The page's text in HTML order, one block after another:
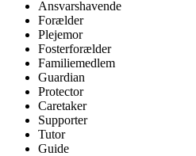
Ansvarshavende
Forælder
Plejemor
Fosterforælder
Familiemedlem
Guardian
Protector
Caretaker
Supporter
Tutor
Guide